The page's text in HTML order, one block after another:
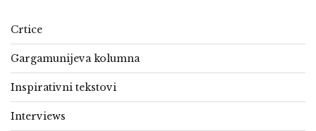
Crtice
Gargamunijeva kolumna
Inspirativni tekstovi
Interviews